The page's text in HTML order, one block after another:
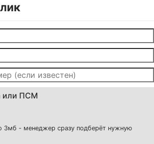
или ПСМ
3мб - менеджер сразу подберёт нужную